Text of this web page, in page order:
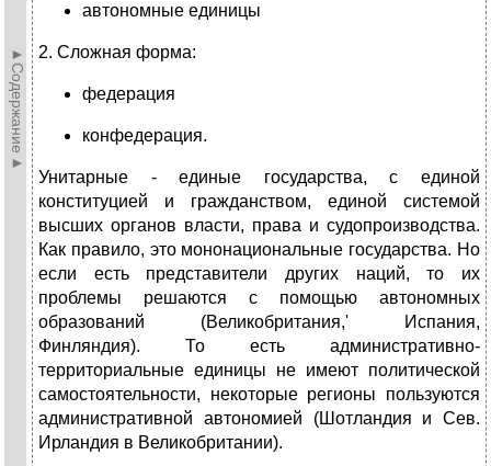
►Содержание►
автономные единицы
2. Сложная форма:
федерация
конфедерация.
Унитарные - единые государства, с единой
конституцией и гражданством, единой системой
высших органов власти, права и судопроизводства.
Как правило, это мононациональные государства. Но
если есть представители других наций, то их
проблемы решаются с помощью автономных
образований (Великобритания,' Испания,
Финляндия). То есть администра­тивно-
территориальные единицы не имеют политической
самостоятельности, некоторые регионы пользуются
администра­тивной автономией (Шотландия и Сев.
Ирландия в Великобритании).